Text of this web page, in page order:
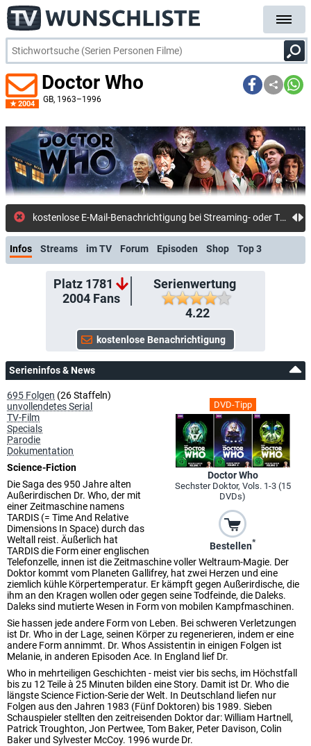
2004
Doctor Who
GB, 1963–1996
kostenlose E-M
Infos Streams im TV Forum Episoden Shop Top 3
Platz 1781
2004Fans
Serienwertung
4.22
Serieninfos & News
DVD-Tipp
Doctor Who
Sechster Doktor, Vols. 1-3 (15
DVDs)
Bestellen*
695 Folgen (26 Staffeln)
unvollendetes Serial
TV-Film
Specials
Parodie
Dokumentation
Science-Fiction
Die Saga des 950 Jahre alten
Außerirdischen Dr. Who, der mit
einer Zeitmaschine namens
TARDIS (= Time And Relative
Dimensions In Space) durch das
Weltall reist. Äußerlich hat
TARDIS die Form einer englischen
Telefonzelle, innen ist die Zeitmaschine voller Weltraum-Magie. Der
Doktor kommt vom Planeten Gallifrey, hat zwei Herzen und eine
ziemlich kühle Körpertemperatur. Er kämpft gegen Außerirdische, die
ihm an den Kragen wollen oder gegen seine Todfeinde, die Daleks.
Daleks sind mutierte Wesen in Form von mobilen Kampfmaschinen.
Sie hassen jede andere Form von Leben. Bei schweren Verletzungen
ist Dr. Who in der Lage, seinen Körper zu regenerieren, indem er eine
andere Form annimmt. Dr. Whos Assistentin in einigen Folgen ist
Melanie, in anderen Episoden Ace. In England lief Dr.
Who in mehrteiligen Geschichten - meist vier bis sechs, im Höchstfall
bis zu 12 Teile à 25 Minuten bilden eine Story. Damit ist Dr. Who die
längste Science Fiction-Serie der Welt. In Deutschland liefen nur
Folgen aus den Jahren 1983 (Fünf Doktoren) bis 1989. Sieben
Schauspieler stellten den zeitreisenden Doktor dar: William Hartnell,
Patrick Troughton, Jon Pertwee, Tom Baker, Peter Davison, Colin
Baker und Sylvester McCoy. 1996 wurde Dr.